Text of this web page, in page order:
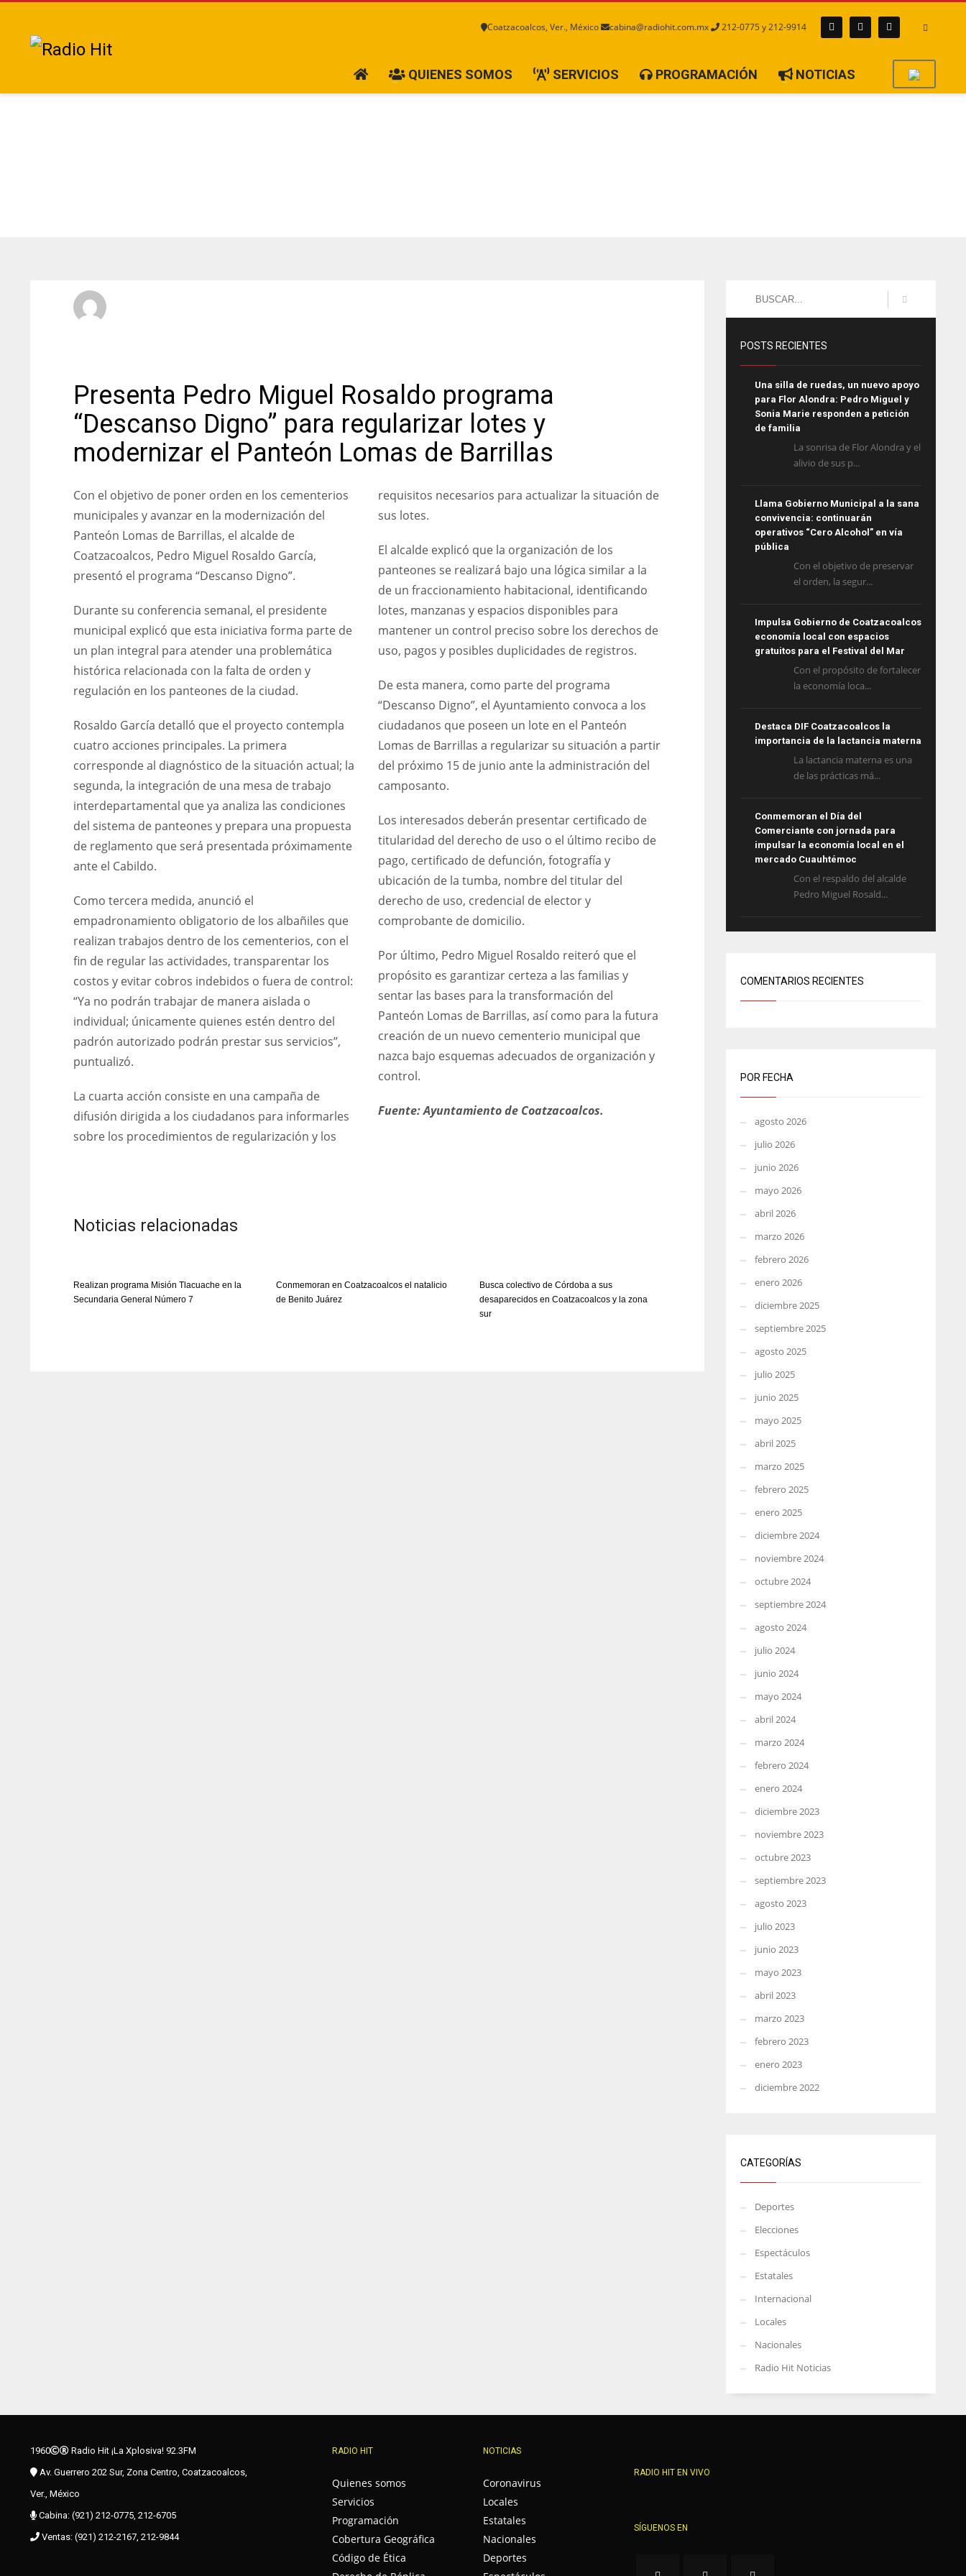
Coatzacoalcos, Ver., México cabina@radiohit.com.mx 212-0775 y 212-9914
QUIENES SOMOS SERVICIOS PROGRAMACIÓN NOTICIAS
Presenta Pedro Miguel Rosaldo programa
“Descanso Digno” para regularizar lotes y
modernizar el Panteón Lomas de Barrillas
Con el objetivo de poner orden en los cementerios
municipales y avanzar en la modernización del
Panteón Lomas de Barrillas, el alcalde de
Coatzacoalcos, Pedro Miguel Rosaldo García,
presentó el programa “Descanso Digno”.
Durante su conferencia semanal, el presidente
municipal explicó que esta iniciativa forma parte de
un plan integral para atender una problemática
histórica relacionada con la falta de orden y
regulación en los panteones de la ciudad.
Rosaldo García detalló que el proyecto contempla
cuatro acciones principales. La primera
corresponde al diagnóstico de la situación actual; la
segunda, la integración de una mesa de trabajo
interdepartamental que ya analiza las condiciones
del sistema de panteones y prepara una propuesta
de reglamento que será presentada próximamente
ante el Cabildo.
Como tercera medida, anunció el
empadronamiento obligatorio de los albañiles que
realizan trabajos dentro de los cementerios, con el
fin de regular las actividades, transparentar los
costos y evitar cobros indebidos o fuera de control:
“Ya no podrán trabajar de manera aislada o
individual; únicamente quienes estén dentro del
padrón autorizado podrán prestar sus servicios”,
puntualizó.
La cuarta acción consiste en una campaña de
difusión dirigida a los ciudadanos para informarles
sobre los procedimientos de regularización y los
requisitos necesarios para actualizar la situación de
sus lotes.
El alcalde explicó que la organización de los
panteones se realizará bajo una lógica similar a la
de un fraccionamiento habitacional, identificando
lotes, manzanas y espacios disponibles para
mantener un control preciso sobre los derechos de
uso, pagos y posibles duplicidades de registros.
De esta manera, como parte del programa
“Descanso Digno”, el Ayuntamiento convoca a los
ciudadanos que poseen un lote en el Panteón
Lomas de Barrillas a regularizar su situación a partir
del próximo 15 de junio ante la administración del
camposanto.
Los interesados deberán presentar certificado de
titularidad del derecho de uso o el último recibo de
pago, certificado de defunción, fotografía y
ubicación de la tumba, nombre del titular del
derecho de uso, credencial de elector y
comprobante de domicilio.
Por último, Pedro Miguel Rosaldo reiteró que el
propósito es garantizar certeza a las familias y
sentar las bases para la transformación del
Panteón Lomas de Barrillas, así como para la futura
creación de un nuevo cementerio municipal que
nazca bajo esquemas adecuados de organización y
control.
Fuente: Ayuntamiento de Coatzacoalcos.
Noticias relacionadas
Realizan programa Misión Tlacuache en la
Secundaria General Número 7
Conmemoran en Coatzacoalcos el natalicio
de Benito Juárez
Busca colectivo de Córdoba a sus
desaparecidos en Coatzacoalcos y la zona
sur
POSTS RECIENTES
Una silla de ruedas, un nuevo apoyo
para Flor Alondra: Pedro Miguel y
Sonia Marie responden a petición
de familia
La sonrisa de Flor Alondra y el
alivio de sus p...
Llama Gobierno Municipal a la sana
convivencia: continuarán
operativos “Cero Alcohol” en vía
pública
Con el objetivo de preservar
el orden, la segur...
Impulsa Gobierno de Coatzacoalcos
economía local con espacios
gratuitos para el Festival del Mar
Con el propósito de fortalecer
la economía loca...
Destaca DIF Coatzacoalcos la
importancia de la lactancia materna
La lactancia materna es una
de las prácticas má...
Conmemoran el Día del
Comerciante con jornada para
impulsar la economía local en el
mercado Cuauhtémoc
Con el respaldo del alcalde
Pedro Miguel Rosald...
COMENTARIOS RECIENTES
POR FECHA
agosto 2026
julio 2026
junio 2026
mayo 2026
abril 2026
marzo 2026
febrero 2026
enero 2026
diciembre 2025
septiembre 2025
agosto 2025
julio 2025
junio 2025
mayo 2025
abril 2025
marzo 2025
febrero 2025
enero 2025
diciembre 2024
noviembre 2024
octubre 2024
septiembre 2024
agosto 2024
julio 2024
junio 2024
mayo 2024
abril 2024
marzo 2024
febrero 2024
enero 2024
diciembre 2023
noviembre 2023
octubre 2023
septiembre 2023
agosto 2023
julio 2023
junio 2023
mayo 2023
abril 2023
marzo 2023
febrero 2023
enero 2023
diciembre 2022
CATEGORÍAS
Deportes
Elecciones
Espectáculos
Estatales
Internacional
Locales
Nacionales
Radio Hit Noticias
1960
Radio Hit ¡La Xplosiva! 92.3FM
Av. Guerrero 202 Sur, Zona Centro, Coatzacoalcos,
Ver., México
Cabina: (921) 212-0775, 212-6705
Ventas: (921) 212-2167, 212-9844
RADIO HIT
Quienes somos
Servicios
Programación
Cobertura Geográfica
Código de Ética
NOTICIAS
Coronavirus
Locales
Estatales
Nacionales
Deportes
RADIO HIT EN VIVO
SÍGUENOS EN